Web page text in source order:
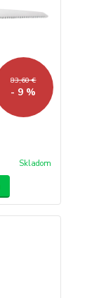
83,60 €
- 9 %
Skladom